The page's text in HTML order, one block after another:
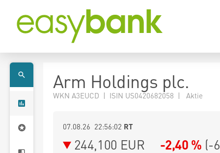
Arm Holdings plc.
WKN A3EUCD | ISIN US0420682058 | Aktie
07.08.26 22:56:02 RT
244,100 EUR -2,40 % (-